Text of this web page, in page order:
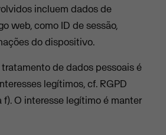
incluem dados de
web, como ID de sessão,
do dispositivo.
de dados pessoais é
legítimos, cf. RGPD
f). O interesse legítimo é manter